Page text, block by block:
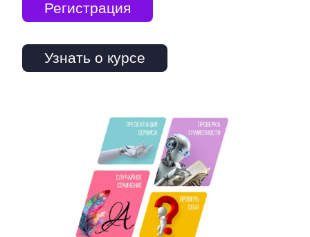
Регистрация
Узнать о курсе